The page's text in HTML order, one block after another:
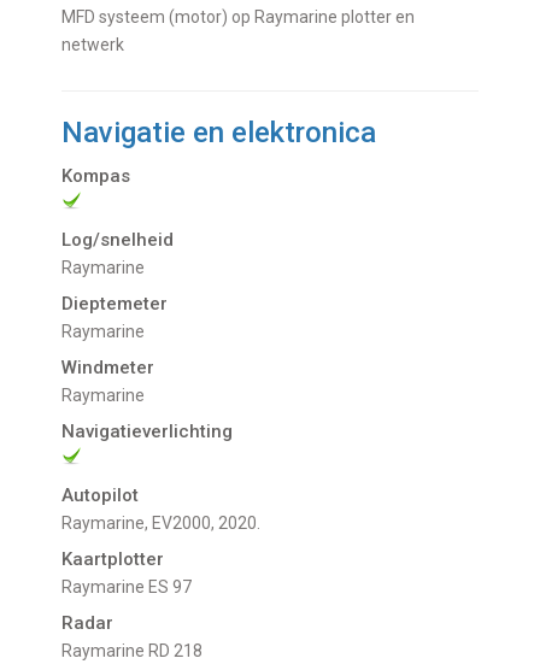
MFD systeem (motor) op Raymarine plotter en
netwerk
Navigatie en elektronica
Kompas
Log/snelheid
Raymarine
Dieptemeter
Raymarine
Windmeter
Raymarine
Navigatieverlichting
Autopilot
Raymarine, EV2000, 2020.
Kaartplotter
Raymarine ES 97
Radar
Raymarine RD 218